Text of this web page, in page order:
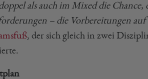
als auch im Mixed die
– die Vorbereitungen
, der sich gleich in zwei